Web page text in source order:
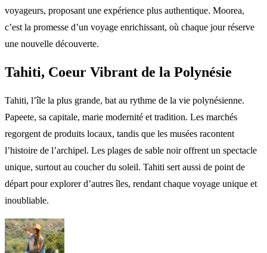
voyageurs, proposant une expérience plus authentique. Moorea,
c’est la promesse d’un voyage enrichissant, où chaque jour réserve
une nouvelle découverte.
Tahiti, Coeur Vibrant de la Polynésie
Tahiti, l’île la plus grande, bat au rythme de la vie polynésienne.
Papeete, sa capitale, marie modernité et tradition. Les marchés
regorgent de produits locaux, tandis que les musées racontent
l’histoire de l’archipel. Les plages de sable noir offrent un spectacle
unique, surtout au coucher du soleil. Tahiti sert aussi de point de
départ pour explorer d’autres îles, rendant chaque voyage unique et
inoubliable.